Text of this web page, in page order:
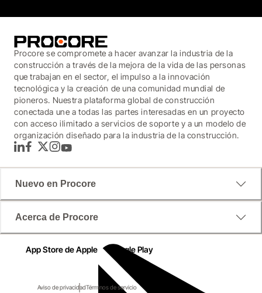
Procore se compromete a hacer avanzar la industria de la
construcción a través de la mejora de la vida de las personas
que trabajan en el sector, el impulso a la innovación
tecnológica y la creación de una comunidad mundial de
pioneros. Nuestra plataforma global de construcción
conectada une a todas las partes interesadas en un proyecto
con acceso ilimitado a servicios de soporte y a un modelo de
organización diseñado para la industria de la construcción.
LinkedInFacebook
TwitterInstagram
YouTube
Nuevo en Procore
Acerca de Procore
App Store de Apple Google Play
Aviso de privacidadTérminos de servicio